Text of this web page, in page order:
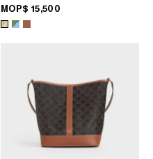
MOP$ 15,500